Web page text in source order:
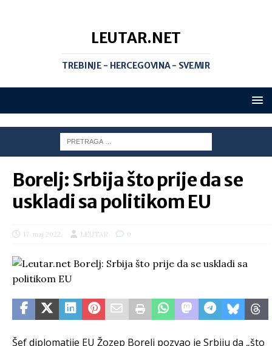
LEUTAR.NET
TREBINJE - HERCEGOVINA - SVEMIR
Borelj: Srbija što prije da se
uskladi sa politikom EU
17. maj 2022. LEUTAR 0
Šef diplomatije EU Žozep Borelj pozvao je Srbiju da „što